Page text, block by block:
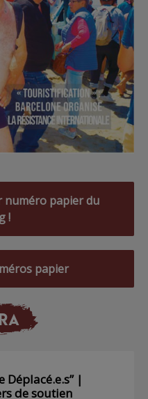
numéro papier du
!
papier
Déplacé.e.s” |
de soutien